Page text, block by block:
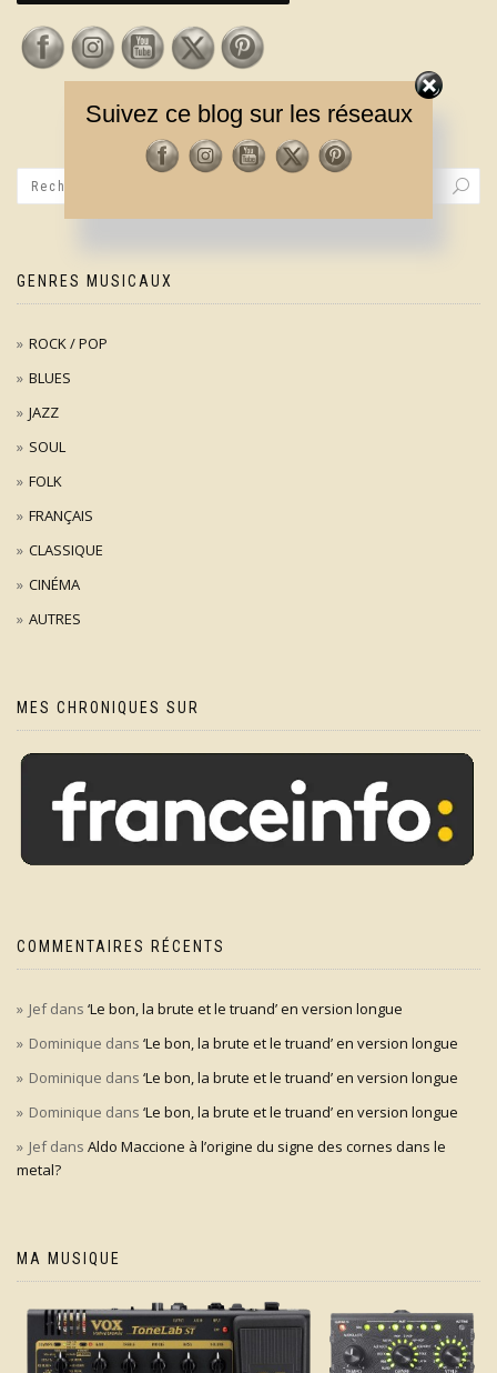
GENRES MUSICAUX
ROCK / POP
BLUES
JAZZ
SOUL
FOLK
FRANÇAIS
CLASSIQUE
CINÉMA
AUTRES
MES CHRONIQUES SUR
COMMENTAIRES RÉCENTS
Jefdans ‘Le bon, la brute et le truand’ en version longue
Dominique dans ‘Le bon, la brute et le truand’ en version longue
Dominique dans ‘Le bon, la brute et le truand’ en version longue
Dominique dans ‘Le bon, la brute et le truand’ en version longue
Jefdans Aldo Maccione à l’origine du signe des cornes dans le
metal?
MA MUSIQUE
Suivez ce blog sur les réseaux